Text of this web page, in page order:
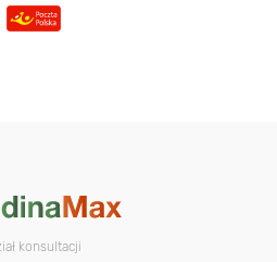
konsultacji